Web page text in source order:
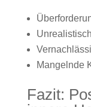
Mangelnde
Fazit: